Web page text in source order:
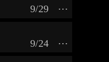
⋯
9/29
⋯
9/24